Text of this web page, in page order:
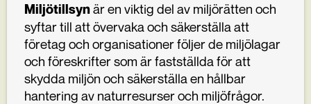
Miljötillsynär en viktig del av miljörätten och
syftar till att övervaka och säkerställa att
företag och organisationer följer de miljölagar
och föreskrifter som är fastställda för att
skydda miljön och säkerställa en hållbar
hantering av naturresurser och miljöfrågor.